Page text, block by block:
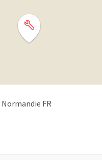
Normandie FR